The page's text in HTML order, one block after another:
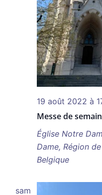
Messe de
19 août 2022 à
Église Notre
Dame, Région
Belgique
sam